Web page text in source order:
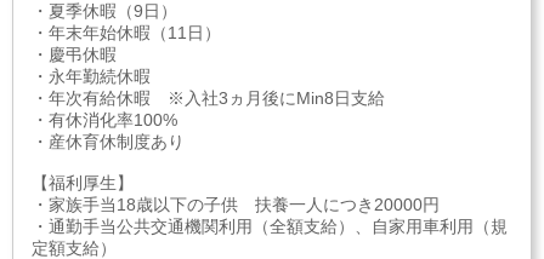
・夏季休暇（9日）
・年末年始休暇（11日）
・慶弔休暇
・永年勤続休暇
・年次有給休暇 ※入社3ヵ月後にMin8日支給
・有休消化率100%
・産休育休制度あり
【福利厚生】
・家族手当18歳以下の子供 扶養一人につき20000円
・通勤手当公共交通機関利用（全額支給）、自家用車利用（規
定額支給）